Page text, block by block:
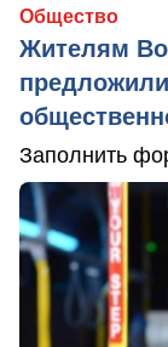
Общество
Жителям
Заполнить